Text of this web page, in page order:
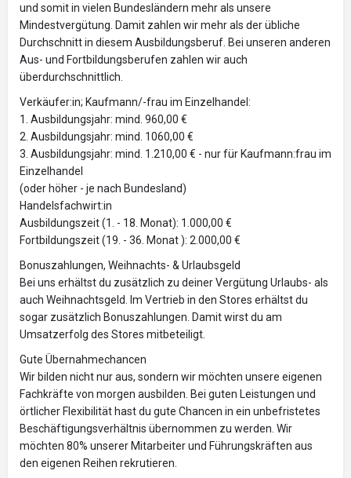
und somit in vielen Bundesländern mehr als unsere
Mindestvergütung. Damit zahlen wir mehr als der übliche
Durchschnitt in diesem Ausbildungsberuf. Bei unseren anderen
Aus- und Fortbildungsberufen zahlen wir auch
überdurchschnittlich.
Verkäufer:in; Kaufmann/-frau im Einzelhandel:
1. Ausbildungsjahr: mind. 960,00 €
2. Ausbildungsjahr: mind. 1060,00 €
3. Ausbildungsjahr: mind. 1.210,00 € - nur für Kaufmann:frau im
Einzelhandel
(oder höher - je nach Bundesland)
Handelsfachwirt:in
Ausbildungszeit (1. - 18. Monat): 1.000,00 €
Fortbildungszeit (19. - 36. Monat ): 2.000,00 €
Bonuszahlungen, Weihnachts- & Urlaubsgeld
Bei uns erhältst du zusätzlich zu deiner Vergütung Urlaubs- als
auch Weihnachtsgeld. Im Vertrieb in den Stores erhältst du
sogar zusätzlich Bonuszahlungen. Damit wirst du am
Umsatzerfolg des Stores mitbeteiligt.
Gute Übernahmechancen
Wir bilden nicht nur aus, sondern wir möchten unsere eigenen
Fachkräfte von morgen ausbilden. Bei guten Leistungen und
örtlicher Flexibilität hast du gute Chancen in ein unbefristetes
Beschäftigungsverhältnis übernommen zu werden. Wir
möchten 80% unserer Mitarbeiter und Führungskräften aus
den eigenen Reihen rekrutieren.